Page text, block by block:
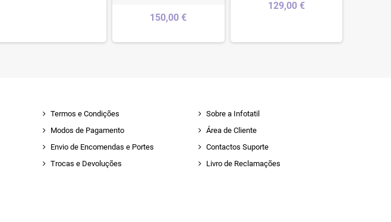
150,00 €
129,00 €
Termos e Condições
Modos de Pagamento
Envio de Encomendas e Portes
Trocas e Devoluções
Sobre a Infotatil
Área de Cliente
Contactos Suporte
Livro de Reclamações